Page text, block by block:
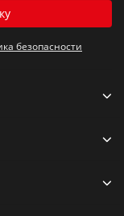
безопасности